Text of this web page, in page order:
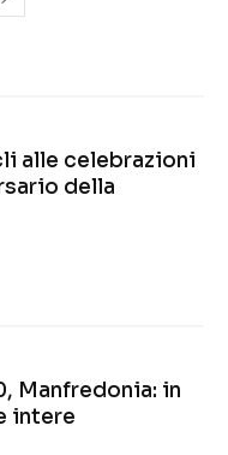
alle celebrazioni
della
Manfredonia: in
intere